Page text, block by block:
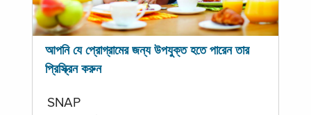
আপনি যে প্রোগ্রামের জন্য উপযুক্ত হতে পারেন তার
প্রিস্ক্রিন করুন
SNAP